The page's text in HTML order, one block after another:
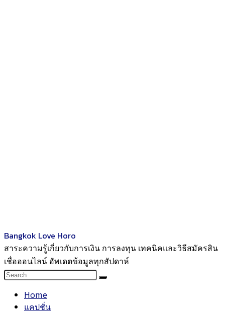
Bangkok Love Horo
สาระความรู้เกี่ยวกับการเงิน การลงทุน เทคนิคและวิธีสมัครสิน
เชื่อออนไลน์ อัพเดตข้อมูลทุกสัปดาห์
Home
แคปชั่น